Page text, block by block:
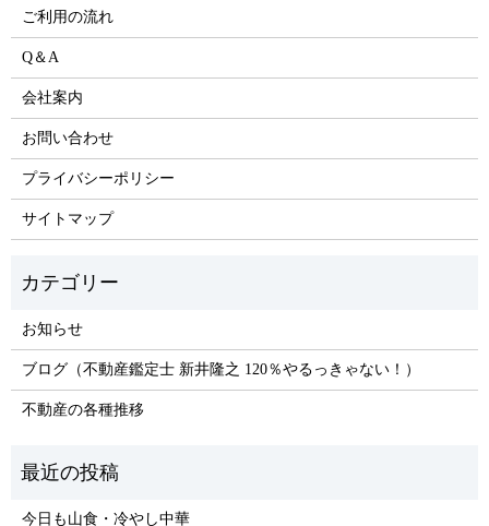
ご利用の流れ
Q＆A
会社案内
お問い合わせ
プライバシーポリシー
サイトマップ
お知らせ
ブログ（不動産鑑定士 新井隆之 120％やるっきゃない！）
不動産の各種推移
今日も山食・冷やし中華